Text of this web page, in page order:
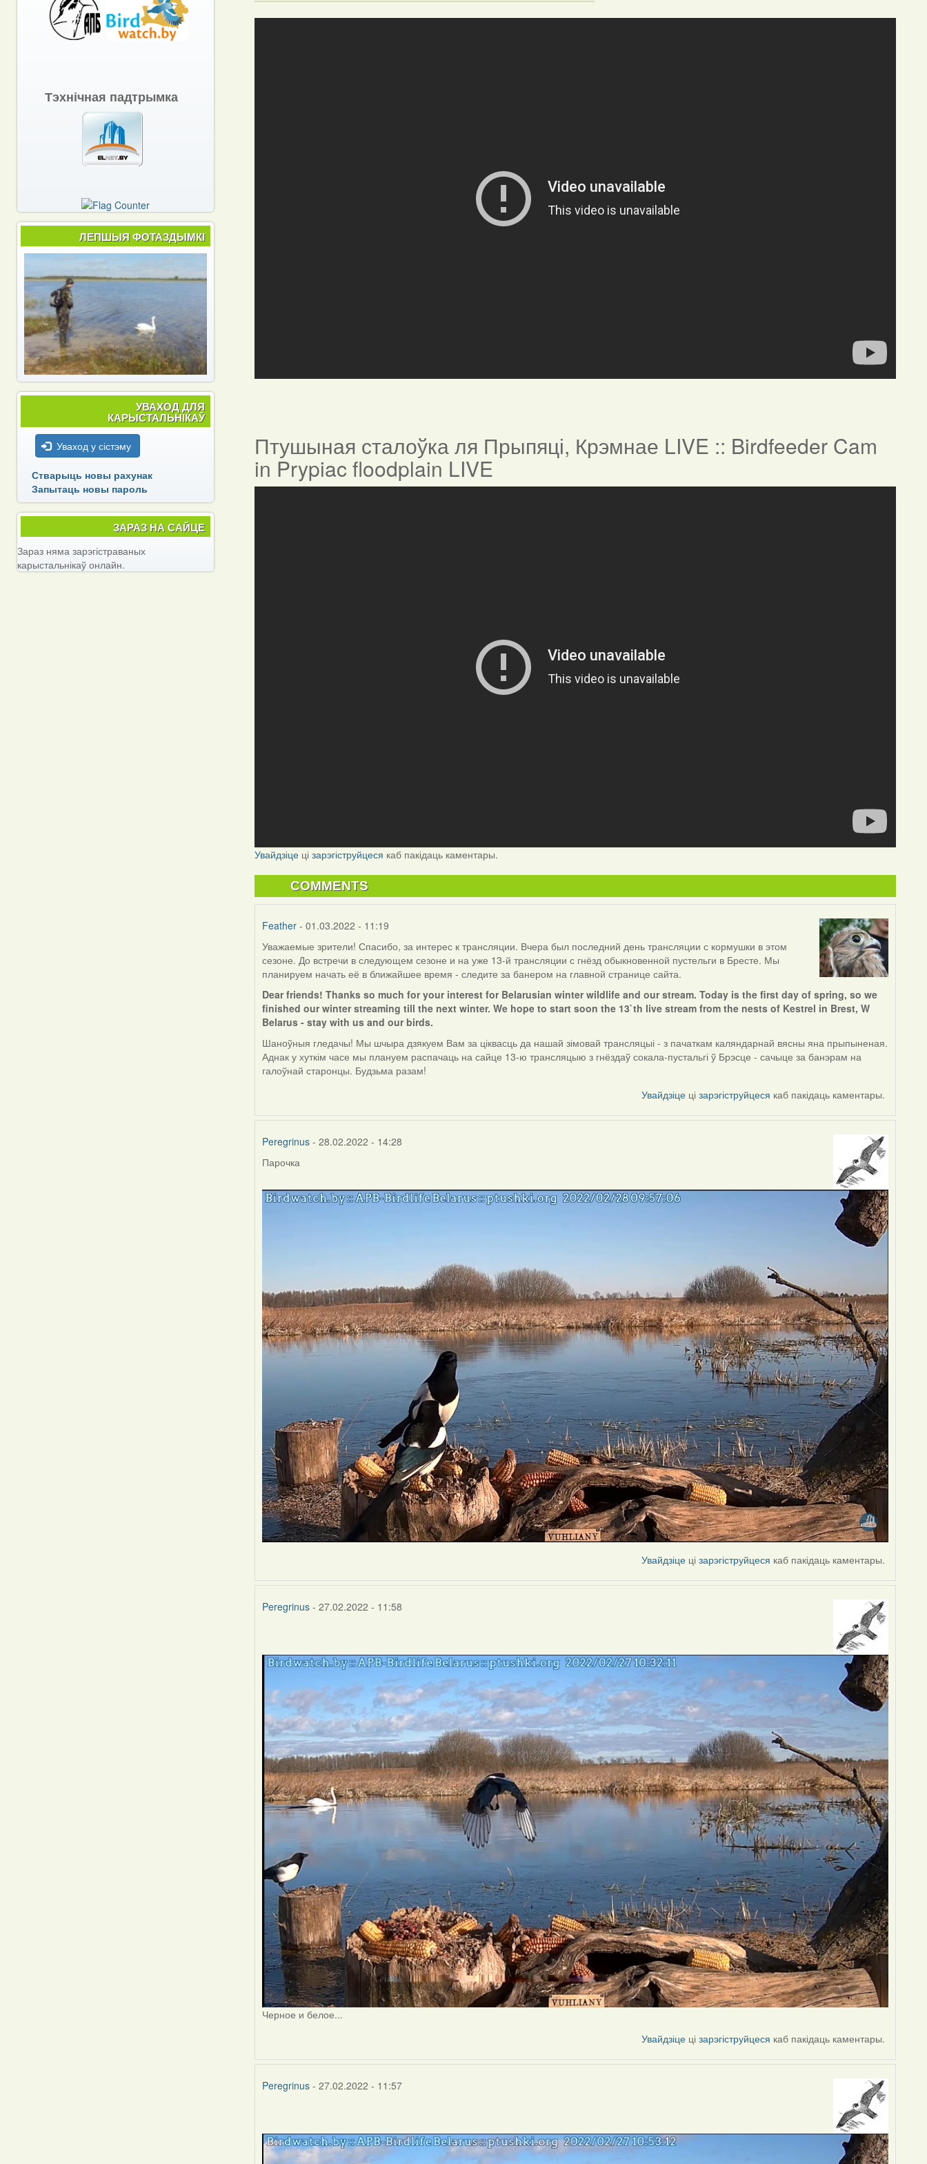
Птушыная сталоўка ля Прыпяці, Крэмнае LIVE :: Birdfeeder Cam
in Prypiac floodplain LIVE
Увайдзіце цізарэгіструйцеся каб пакідаць каментары.
COMMENTS
Feather - 01.03.2022 - 11:19
Уважаемые зрители! Спасибо, за интерес к трансляции. Вчера был последний день трансляции с кормушки в этом
сезоне. До встречи в следующем сезоне и на уже 13-й трансляции с гнёзд обыкновенной пустельги в Бресте. Мы
планируем начать её в ближайшее время - следите за банером на главной странице сайта.
Dear friends! Thanks so much for your interest for Belarusian winter wildlife and our stream. Today is the first day of spring, so we
finished our winter streaming till the next winter. We hope to start soon the 13`th live stream from the nests of Kestrel in Brest, W
Belarus - stay with us and our birds.
Шаноўныя гледачы! Мы шчыра дзякуем Вам за ціквасць да нашай зімовай трансляцыі - з пачаткам каляндарнай вясны яна прыпыненая.
Аднак у хуткім часе мы плануем распачаць на сайце 13-ю трансляцыю з гнёздаў сокала-пустальгі ў Брэсце - сачыце за банэрам на
галоўнай старонцы. Будзьма разам!
Увайдзіце цізарэгіструйцеся каб пакідаць каментары.
Peregrinus - 28.02.2022 - 14:28
Парочка
Увайдзіце цізарэгіструйцеся каб пакідаць каментары.
Peregrinus - 27.02.2022 - 11:58
Черное и белое...
Увайдзіце цізарэгіструйцеся каб пакідаць каментары.
Peregrinus - 27.02.2022 - 11:57
Тэхнічная падтрымка
ЛЕПШЫЯ ФОТАЗДЫМКІ
УВАХОД ДЛЯ
КАРЫСТАЛЬНІКАЎ
Уваход у сістэму
Стварыць новы рахунак
Запытаць новы пароль
ЗАРАЗ НА САЙЦЕ
Зараз няма зарэгістраваных
карыстальнікаў онлайн.